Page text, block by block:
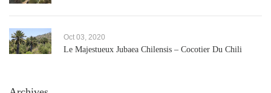
Oct 03, 2020
Le Majestueux Jubaea Chilensis – Cocotier Du Chili